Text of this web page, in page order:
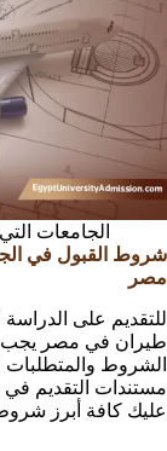
الجامعات
شروط القبول في
مصر
للتقديم على
طيران في مصر يجب
الشروط والمتطلبات
مستندات التقديم
عليك كافة أبرز